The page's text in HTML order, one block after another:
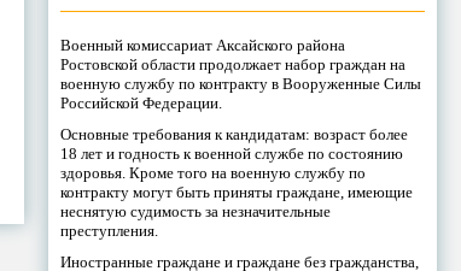
Военный комиссариат Аксайского района
Ростовской области продолжает набор граждан на
военную службу по контракту в Вооруженные Силы
Российской Федерации.
Основные требования к кандидатам: возраст более
18 лет и годность к военной службе по состоянию
здоровья. Кроме того на военную службу по
контракту могут быть приняты граждане, имеющие
неснятую судимость за незначительные
преступления.
Иностранные граждане и граждане без гражданства,